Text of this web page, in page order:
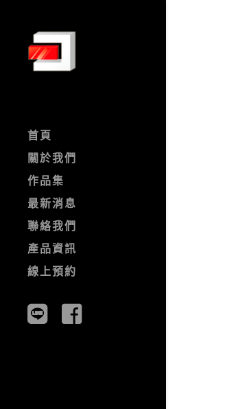
首頁
關於我們
作品集
最新消息
聯絡我們
產品資訊
線上預約